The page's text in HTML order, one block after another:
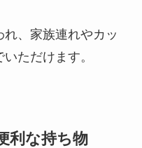
、家族連れやカッ
ただけます。
利な持ち物